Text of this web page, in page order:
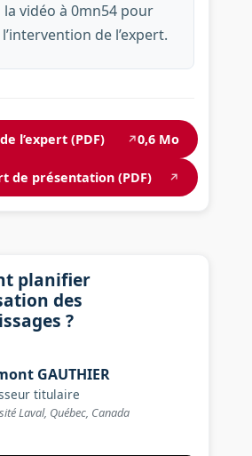
la vidéo à 0mn54 pour
de l’expert.
l’expert (PDF) ↗0,6 Mo
de présentation (PDF) ↗
planifier
des
?
GAUTHIER
titulaire
Laval, Québec, Canada